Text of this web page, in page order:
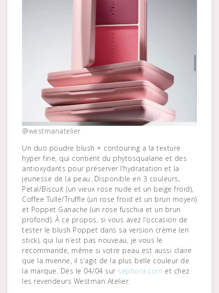
@westmanatelier
Un duo poudre blush + contouring a la texture
hyper fine, qui contient du phytosqualane et des
antioxydants pour préserver l’hydratation et la
jeunesse de la peau. Disponible en 3 couleurs,
Petal/Biscuit (un vieux rose nude et un beige froid),
Coffee Tulle/Truffle (un rose froid et un brun moyen)
et Poppet Ganache (un rose fuschia et un brun
profond). À ce propos, si vous avez l’occasion de
tester le blush Poppet dans sa version crème (en
stick), qui lui n’est pas nouveau, je vous le
recommande, même si votre peau est aussi claire
que la mienne, il s’agit de la plus belle couleur de
la marque. Dès le 04/04 sur sephora.com et chez
les revendeurs Westman Atelier.